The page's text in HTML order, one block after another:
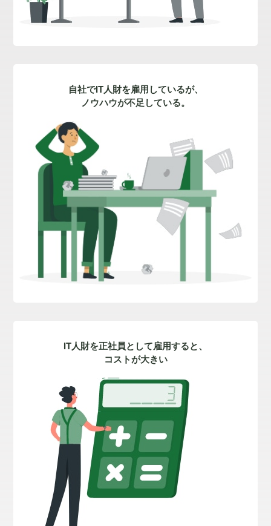
自社でIT人財を雇用しているが、
ノウハウが不足している。
IT人財を正社員として雇用すると、
コストが大きい